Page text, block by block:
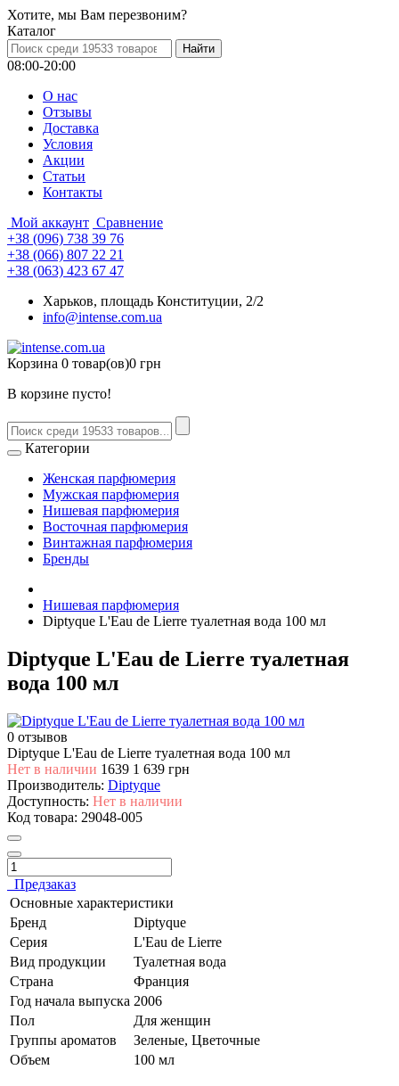
Хотите, мы Вам перезвоним?
Каталог
08:00-20:00
О нас
Отзывы
Доставка
Условия
Aкции
Статьи
Контакты
Мой аккаунт Сравнение
+38 (096) 738 39 76
+38 (066) 807 22 21
+38 (063) 423 67 47
Харьков, площадь Конституции, 2/2
info@intense.com.ua
Корзина 0 товар(ов)0 грн
В корзине пусто!
Категории
Женская парфюмерия
Мужская парфюмерия
Нишевая парфюмерия
Восточная парфюмерия
Винтажная парфюмерия
Бренды
Нишевая парфюмерия
Diptyque L'Eau de Lierre туалетная вода 100 мл
Diptyque L'Eau de Lierre туалетная
вода 100 мл
0 отзывов
Diptyque L'Eau de Lierre туалетная вода 100 мл
Нет в наличии 1639 1 639 грн
Производитель: Diptyque
Доступность: Нет в наличии
Код товара: 29048-005
Предзаказ
Основные характеристики
Бренд
Diptyque
Серия
L'Eau de Lierre
Вид продукции
Туалетная вода
Страна
Франция
Год начала выпуска 2006
Пол
Для женщин
Группы ароматов
Зеленые, Цветочные
Объем
100 мл